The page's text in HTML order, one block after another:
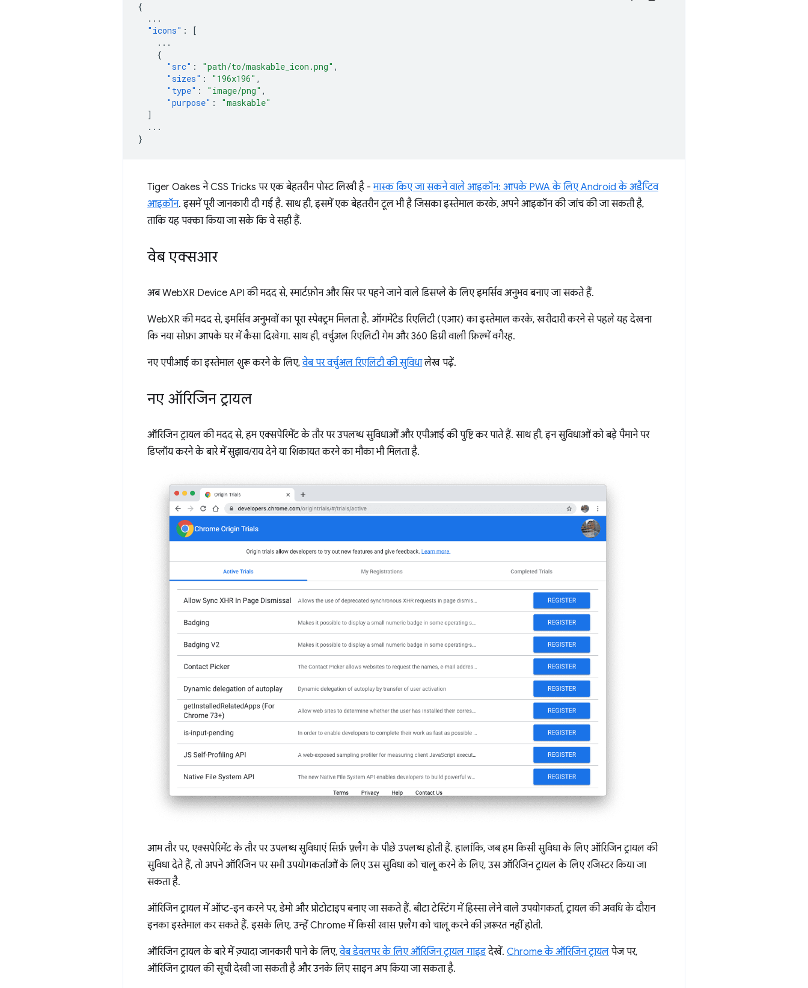
{
...
"icons" :
[
...
{
"src" : "path/to/maskable_icon.png" ,
"sizes" : "196x196" ,
"type" : "image/png" ,
"purpose" :
"maskable"
]
...
}
Tiger Oakes ने CSS Tricks पर एक बेहतरीन पोस्ट लिखी है -मास्क किए जा सकने वाले आइकॉन: आपके PWA के लिए Android के अडैप्टिव
आइकॉन. इसमें पूरी जानकारी दी गई है. साथ ही, इसमें एक बेहतरीन टूल भी है जिसका इस्तेमाल करके, अपने आइकॉन की जांच की जा सकती है,
ताकि यह पक्का किया जा सके कि वे सही हैं.
वेब एक्सआर
अब WebXR Device API की मदद से, स्मार्टफ़ोन और सिर पर पहने जाने वाले डिसप्ले के लिए इमर्सिव अनुभव बनाए जा सकते हैं.
WebXR की मदद से, इमर्सिव अनुभवों का पूरा स्पेक्ट्रम मिलता है. ऑगमेंटेड रिएलिटी (एआर) का इस्तेमाल करके, खरीदारी करने से पहले यह देखना
कि नया सोफ़ा आपके घर में कैसा दिखेगा. साथ ही, वर्चुअल रिएलिटी गेम और 360 डिग्री वाली फ़िल्में वगैरह.
नए एपीआई का इस्तेमाल शुरू करने के लिए,वेब पर वर्चुअल रिएलिटी की सुविधालेख पढ़ें.
नए ऑरिजिन ट्रायल
ऑरिजिन ट्रायल की मदद से, हम एक्सपेरिमेंट के तौर पर उपलब्ध सुविधाओं और एपीआई की पुष्टि कर पाते हैं. साथ ही, इन सुविधाओं को बड़े पैमाने पर
डिप्लॉय करने के बारे में सुझाव/राय देने या शिकायत करने का मौका भी मिलता है.
आम तौर पर, एक्सपेरिमेंट के तौर पर उपलब्ध सुविधाएं सिर्फ़ फ़्लैग के पीछे उपलब्ध होती हैं. हालांकि, जब हम किसी सुविधा के लिए ऑरिजिन ट्रायल की
सुविधा देते हैं, तो अपने ऑरिजिन पर सभी उपयोगकर्ताओं के लिए उस सुविधा को चालू करने के लिए, उस ऑरिजिन ट्रायल के लिए रजिस्टर किया जा
सकता है.
ऑरिजिन ट्रायल में ऑप्ट-इन करने पर, डेमो और प्रोटोटाइप बनाए जा सकते हैं. बीटा टेस्टिंग में हिस्सा लेने वाले उपयोगकर्ता, ट्रायल की अवधि के दौरान
इनका इस्तेमाल कर सकते हैं. इसके लिए, उन्हें Chrome में किसी खास फ़्लैग को चालू करने की ज़रूरत नहीं होती.
ऑरिजिन ट्रायल के बारे में ज़्यादा जानकारी पाने के लिए,वेब डेवलपर के लिए ऑरिजिन ट्रायल गाइडदेखें. Chrome के ऑरिजिन ट्रायल पेज पर,
ऑरिजिन ट्रायल की सूची देखी जा सकती है और उनके लिए साइन अप किया जा सकता है.